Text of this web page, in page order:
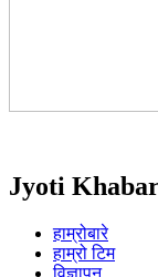
Jyoti
हाम्रोबारे
हाम्रो टिम
विज्ञापन